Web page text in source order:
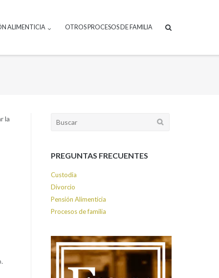
ALIMENTICIA OTROS PROCESOS DE FAMILIA
la
Buscar:
PREGUNTAS FRECUENTES
Custodia
Divorcio
Pensión Alimenticia
Procesos de familia